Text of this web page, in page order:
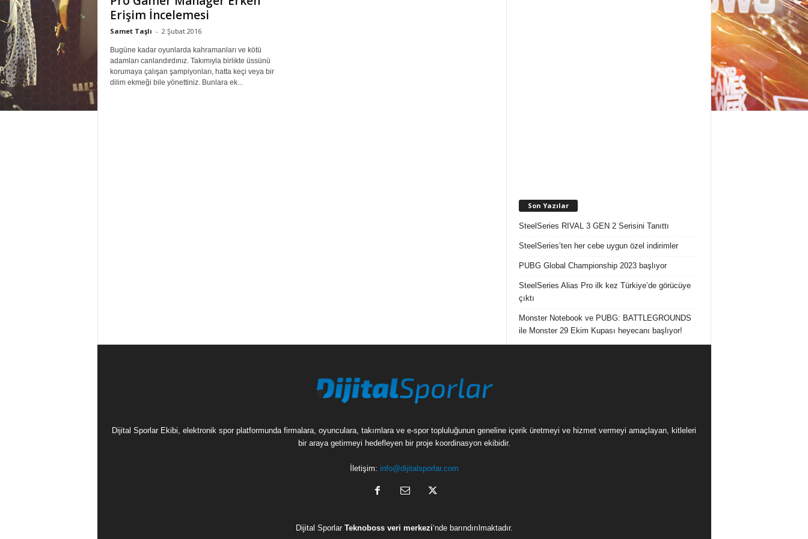
Erişim İncelemesi
Samet Taşlı - 2 Şubat 2016
Bugüne kadar oyunlarda kahramanları ve kötü
adamları canlandırdınız. Takımıyla birlikte üssünü
korumaya çalışan şampiyonları, hatta keçi veya bir
dilim ekmeği bile yönettiniz. Bunlara ek...
Son Yazılar
SteelSeries RIVAL 3 GEN 2 Serisini Tanıttı
SteelSeries’ten her cebe uygun özel indirimler
PUBG Global Championship 2023 başlıyor
SteelSeries Alias Pro ilk kez Türkiye’de görücüye
çıktı
Monster Notebook ve PUBG: BATTLEGROUNDS
ile Monster 29 Ekim Kupası heyecanı başlıyor!
Dijital Sporlar Ekibi, elektronik spor platformunda firmalara, oyunculara, takımlara ve e-spor topluluğunun geneline içerik üretmeyi ve hizmet vermeyi amaçlayan, kitleleri
bir araya getirmeyi hedefleyen bir proje koordinasyon ekibidir.
İletişim: info@dijitalsporlar.com
Dijital Sporlar Teknoboss veri merkezi‘nde barındırılmaktadır.